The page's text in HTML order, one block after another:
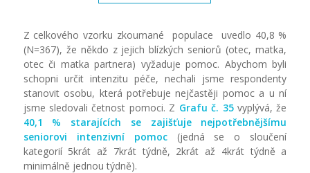
Z celkového vzorku zkoumané populace uvedlo 40,8 %
(N=367), že někdo z jejich blízkých seniorů (otec, matka,
otec či matka partnera) vyžaduje pomoc. Abychom byli
schopni určit intenzitu péče, nechali jsme respondenty
stanovit osobu, která potřebuje nejčastěji pomoc a u ní
jsme sledovali četnost pomoci. Z Grafu č. 35vyplývá, že
40,1 % starajících se zajišťuje nejpotřebnějšímu
seniorovi intenzivní pomoc (jedná se o sloučení
kategorií 5krát až 7krát týdně, 2krát až 4krát týdně a
minimálně jednou týdně).